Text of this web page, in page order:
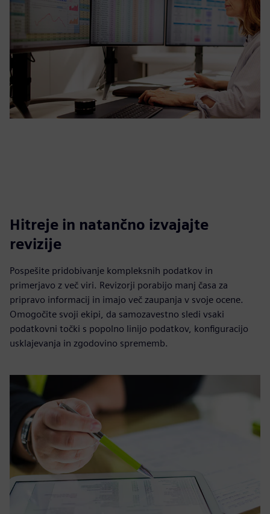
Hitreje in natančno izvajajte
revizije
Pospešite pridobivanje kompleksnih podatkov in
primerjavo z več viri. Revizorji porabijo manj časa za
pripravo informacij in imajo več zaupanja v svoje ocene.
Omogočite svoji ekipi, da samozavestno sledi vsaki
podatkovni točki s popolno linijo podatkov, konfiguracijo
usklajevanja in zgodovino sprememb.